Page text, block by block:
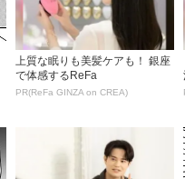
上質な眠りも美髪ケアも！ 銀座
で体感するReFa
PR(ReFa GINZA on CREA)